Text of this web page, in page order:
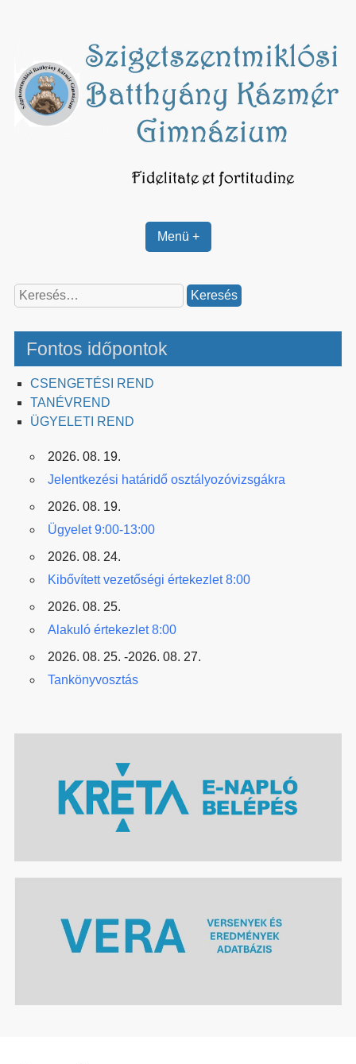
Menü +
Keresés:
Fontos időpontok
CSENGETÉSI REND
TANÉVREND
ÜGYELETI REND
2026. 08. 19.
Jelentkezési határidő osztályozóvizsgákra
2026. 08. 19.
Ügyelet 9:00-13:00
2026. 08. 24.
Kibővített vezetőségi értekezlet 8:00
2026. 08. 25.
Alakuló értekezlet 8:00
2026. 08. 25. -2026. 08. 27.
Tankönyvosztás